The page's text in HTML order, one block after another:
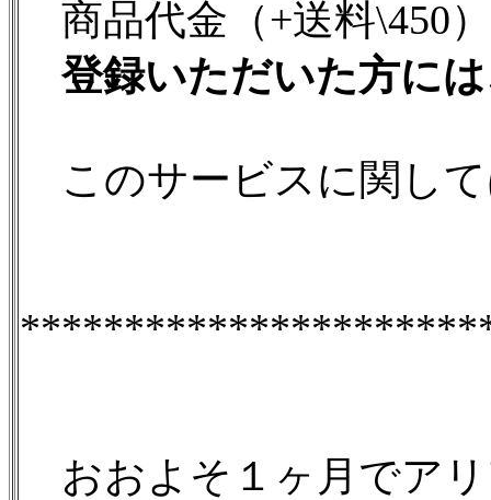
商品代金（+送料\450
登録いただいた方に
このサービスに関して
おおよそ１ヶ月でアリ